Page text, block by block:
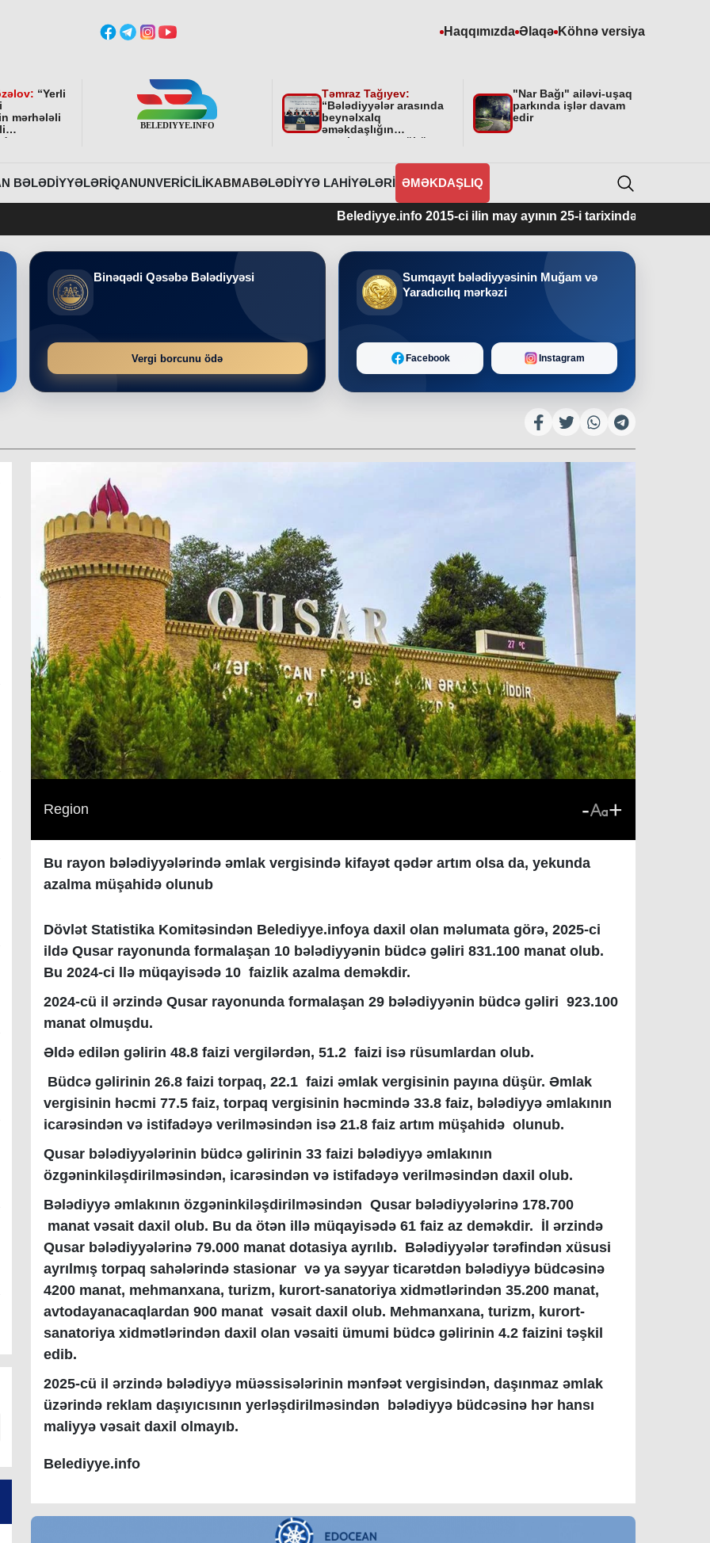
Haqqımızda Əlaqə Köhnə versiya
“Yerli
mərhələli
”
Təmraz Tağıyev:
“Bələdiyyələr arasında
beynəlxalq
əməkdaşlığın
qurulmasının mühüm
"Nar Bağı" ailəvi-uşaq
parkında işlər davam
edir
BƏLƏDIYYƏLƏRIQANUNVERICILIKABMABƏLƏDIYYƏ LAHIYƏLƏRI ƏMƏKDAŞLIQ
Belediyye.info 2015-ci ilin may ayının 25-i tarixindən fəaliyyətdədir.
Binəqədi Qəsəbə Bələdiyyəsi
Vergi borcunu ödə
Sumqayıt bələdiyyəsinin Muğam və
Yaradıcılıq mərkəzi
Facebook Instagram
Region - +
Bu rayon bələdiyyələrində əmlak vergisində kifayət qədər artım olsa da, yekunda
azalma müşahidə olunub
Dövlət Statistika Komitəsindən Belediyye.infoya daxil olan məlumata görə, 2025-ci
ildə Qusar rayonunda formalaşan 10 bələdiyyənin büdcə gəliri 831.100 manat olub.
Bu 2024-ci llə müqayisədə 10 faizlik azalma deməkdir.
2024-cü il ərzində Qusar rayonunda formalaşan 29 bələdiyyənin büdcə gəliri 923.100
manat olmuşdu.
Əldə edilən gəlirin 48.8 faizi vergilərdən, 51.2 faizi isə rüsumlardan olub.
Büdcə gəlirinin 26.8 faizi torpaq, 22.1 faizi əmlak vergisinin payına düşür. Əmlak
vergisinin həcmi 77.5 faiz, torpaq vergisinin həcmində 33.8 faiz, bələdiyyə əmlakının
icarəsindən və istifadəyə verilməsindən isə 21.8 faiz artım müşahidə olunub.
Qusar bələdiyyələrinin büdcə gəlirinin 33 faizi bələdiyyə əmlakının
özgəninkiləşdirilməsindən, icarəsindən və istifadəyə verilməsindən daxil olub.
Bələdiyyə əmlakının özgəninkiləşdirilməsindən Qusar bələdiyyələrinə 178.700
manat vəsait daxil olub. Bu da ötən illə müqayisədə 61 faiz az deməkdir. İl ərzində
Qusar bələdiyyələrinə 79.000 manat dotasiya ayrılıb. Bələdiyyələr tərəfindən xüsusi
ayrılmış torpaq sahələrində stasionar və ya səyyar ticarətdən bələdiyyə büdcəsinə
4200 manat, mehmanxana, turizm, kurort-sanatoriya xidmətlərindən 35.200 manat,
avtodayanacaqlardan 900 manat vəsait daxil olub. Mehmanxana, turizm, kurort-
sanatoriya xidmətlərindən daxil olan vəsaiti ümumi büdcə gəlirinin 4.2 faizini təşkil
edib.
2025-cü il ərzində bələdiyyə müəssisələrinin mənfəət vergisindən, daşınmaz əmlak
üzərində reklam daşıyıcısının yerləşdirilməsindən bələdiyyə büdcəsinə hər hansı
maliyyə vəsait daxil olmayıb.
Belediyye.info